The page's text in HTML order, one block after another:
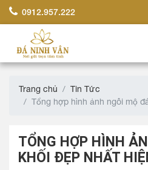
0912.957.222
Trang chủ
Tin Tức
Tổng hợp hình ảnh ngôi mộ
TỔNG HỢP HÌNH
KHỐI ĐẸP NHẤT